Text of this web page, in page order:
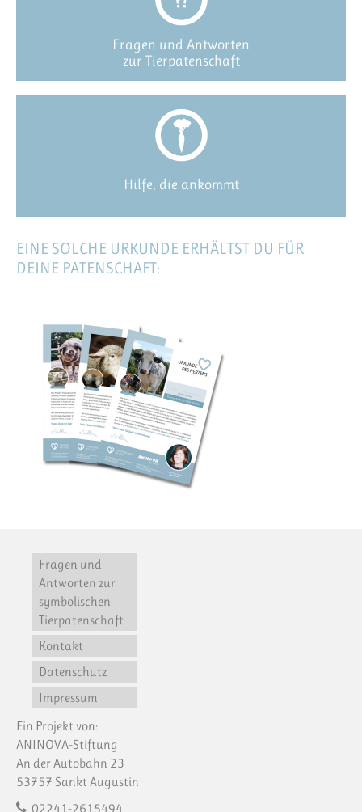
Fragen und Antworten
zur Tierpatenschaft
Hilfe, die ankommt
EINE SOLCHE URKUNDE ERHÄLTST DU FÜR
DEINE PATENSCHAFT:
Fragen und
Antworten zur
symbolischen
Tierpatenschaft
Kontakt
Datenschutz
Impressum
Ein Projekt von:
ANINOVA-Stiftung
An der Autobahn 23
53757 Sankt Augustin
02241-2615494